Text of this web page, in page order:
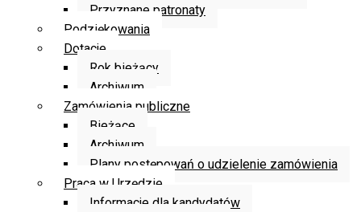
Przyznane patronaty
Podziękowania
Dotacje
Rok bieżący
Archiwum
Zamówienia publiczne
Bieżące
Archiwum
Plany postępowań o udzielenie zamówienia
Praca w Urzędzie
Informacje dla kandydatów